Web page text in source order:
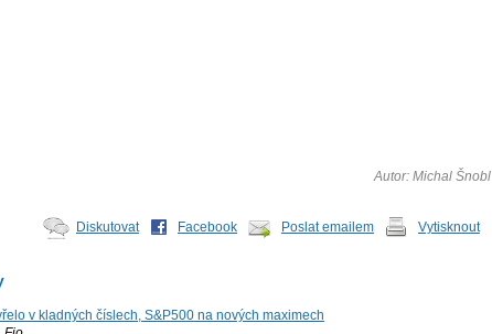
Autor: Michal Šnobl
Diskutovat Facebook Poslat emailem Vytisknout
v kladných číslech, S&P500 na nových maximech